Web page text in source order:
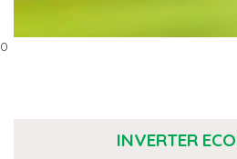
0
INVERTER